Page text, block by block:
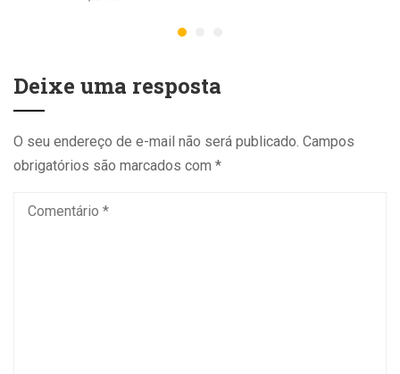
Deixe uma resposta
O seu endereço de e-mail não será publicado. Campos
obrigatórios são marcados com *